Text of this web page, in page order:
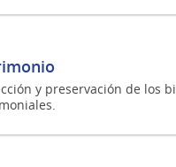
y preservación de los